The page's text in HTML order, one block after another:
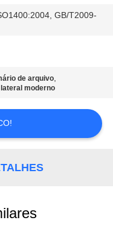
GB/T2009-
de arquivo,
moderno